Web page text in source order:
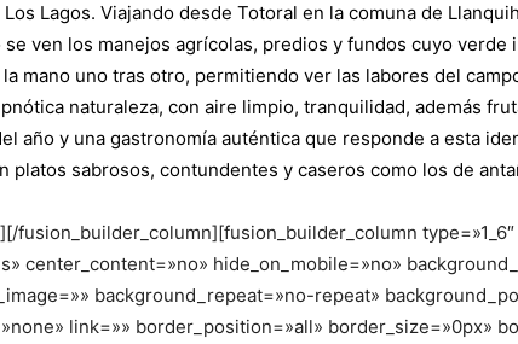
Lagos. Viajando desde Totoral en la comuna de
se ven los manejos agrícolas, predios y fundos cuyo verde
mano uno tras otro, permitiendo ver las labores del
naturaleza, con aire limpio, tranquilidad, además
año y una gastronomía auténtica que responde a esta
platos sabrosos, contundentes y caseros como los de
fusion_builder_column][fusion_builder_column type=»1_6″
center_content=»no» hide_on_mobile=»no»
background_repeat=»no-repeat»
link=»» border_position=»all» border_size=»0px»